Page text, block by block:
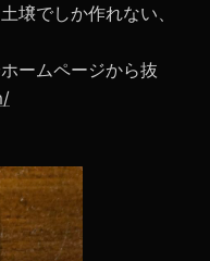
壌でしか作れない、
ームページから抜